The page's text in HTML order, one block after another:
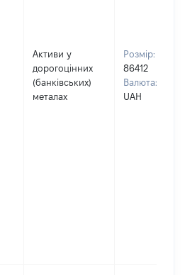
Активи у
дорогоцінних
(банківських)
металах
Розмір:
86412
Валюта:
UAH